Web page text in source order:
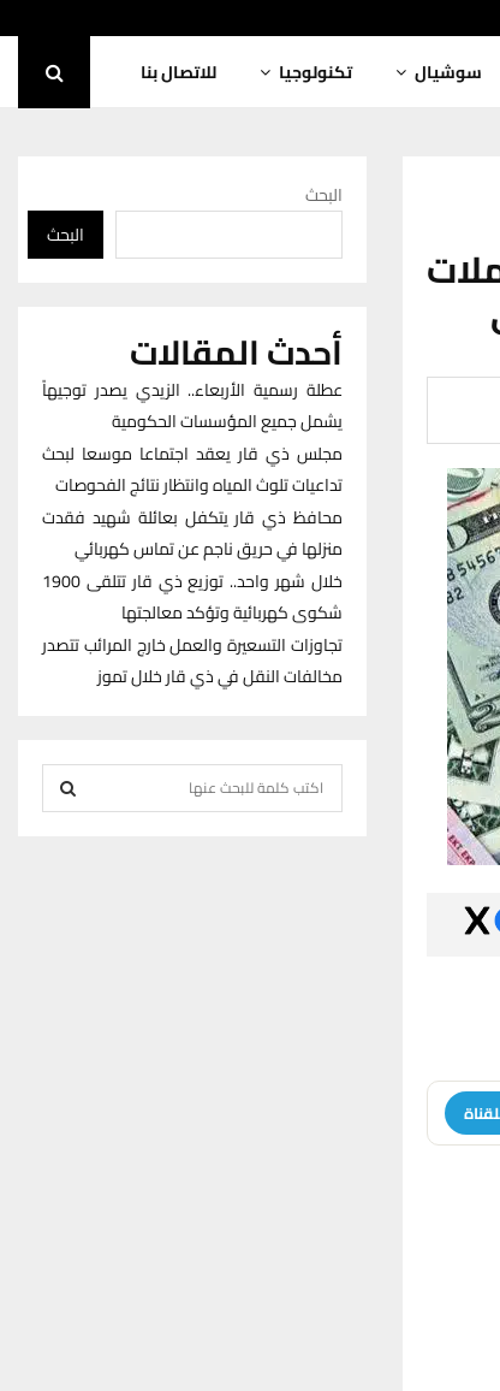
سوشيال تكنولوجيا للاتصال بنا
البحث
البحث
أحدث المقالات
عطلة رسمية الأربعاء.. الزيدي يصدر توجيهاً
يشمل جميع المؤسسات الحكومية
مجلس ذي قار يعقد اجتماعا موسعا لبحث
تداعيات تلوث المياه وانتظار نتائج الفحوصات
محافظ ذي قار يتكفل بعائلة شهيد فقدت
منزلها في حريق ناجم عن تماس كهربائي
خلال شهر واحد.. توزيع ذي قار تتلقى 1900
شكوى كهربائية وتؤكد معالجتها
تجاوزات التسعيرة والعمل خارج المرائب تتصدر
مخالفات النقل في ذي قار خلال تموز
e